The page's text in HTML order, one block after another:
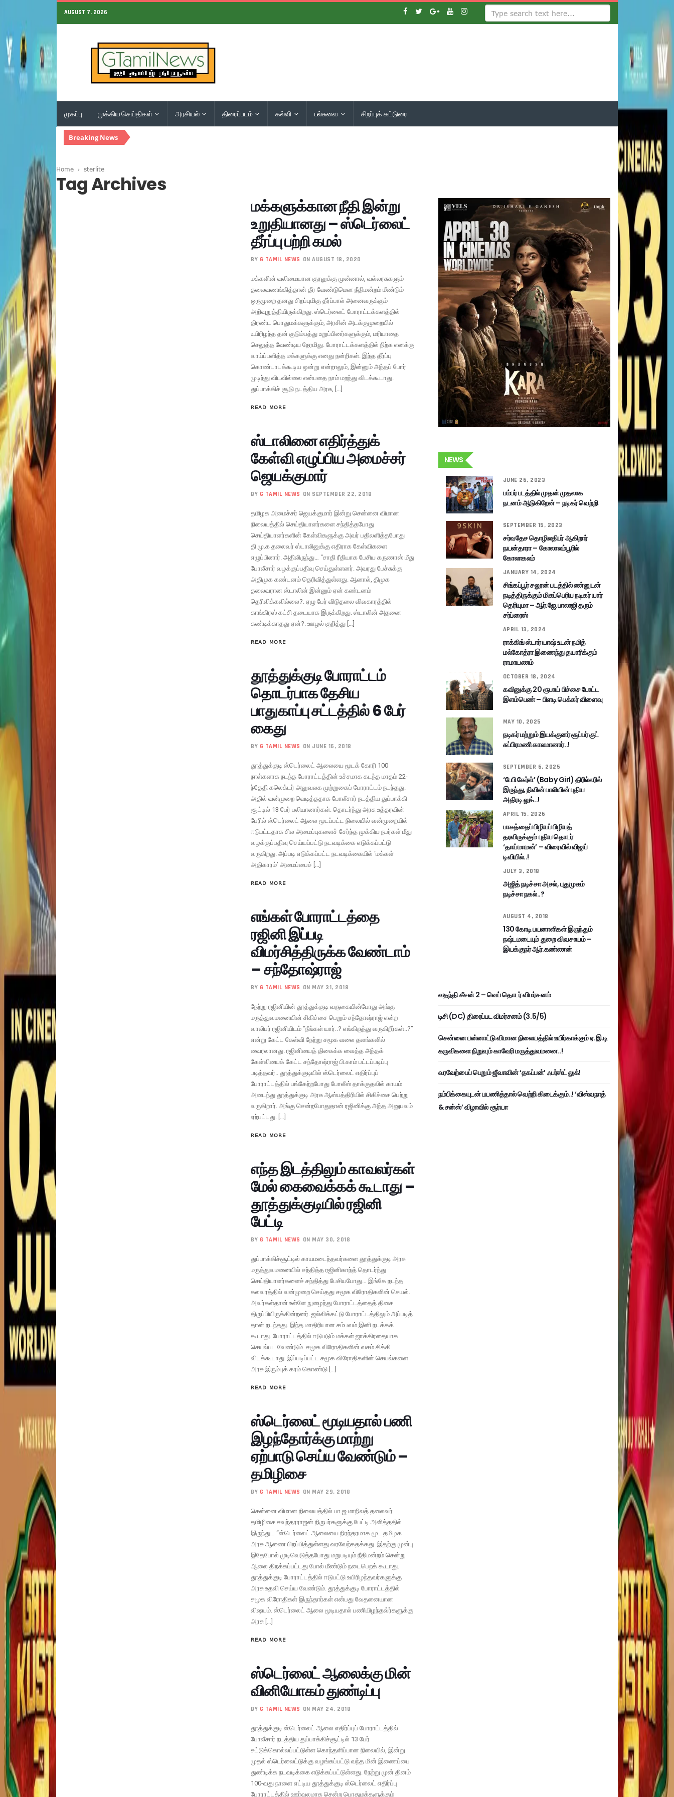
AUGUST 7, 2026
முகப்பு முக்கிய செய்திகள் அரசியல் திரைப்படம் கல்வி பல்சுவை சிறப்புக் கட்டுரை
Breaking News
Home sterlite
Tag Archives
மக்களுக்கான நீதி இன்று
உறுதியானது – ஸ்டெர்லைட்
தீர்ப்பு பற்றி கமல்
BY G TAMIL NEWS ON AUGUST 18, 2020
மக்களின் வலிமையான குரலுக்கு முன்னால், வல்லரசுகளும்
தலைவணங்கித்தான் தீர வேண்டுமென நீதிமன்றம் மீண்டும்
ஒருமுறை தனது சிறப்புமிகு தீர்ப்பால் அனைவருக்கும்
அறிவுறுத்தியிருக்கிறது. ஸ்டெர்லைட் போராட்டக்களத்தில்
திரண்ட பொதுமக்களுக்கும், அரசின் அடக்குமுறையில்
உயிரிழந்த தன் குடும்பத்து உறுப்பினர்களுக்கும், மரியாதை
செலுத்த வேண்டிய நேரமிது. போராட்டக்களத்தில் நிற்க எனக்கு
வாய்ப்பளித்த மக்களுக்கு எனது நன்றிகள். இந்த தீர்ப்பு
கொண்டாடக்கூடிய ஒன்று என்றாலும், இன்னும் அந்தப் போர்
முடிந்து விடவில்லை என்பதை நாம் மறந்து விடக்கூடாது.
துப்பாக்கிச் சூடு நடத்திய அரசு, […]
READ MORE
ஸ்டாலினை எதிர்த்துக்
கேள்வி எழுப்பிய அமைச்சர்
ஜெயக்குமார்
BY G TAMIL NEWS ON SEPTEMBER 22, 2018
தமிழக அமைச்சர் ஜெயக்குமார் இன்று சென்னை விமான
நிலையத்தில் செய்தியாளர்களை சந்தித்தபோது
செய்தியாளர்களின் கேள்விகளுக்கு அவர் பதிலளித்தபோது
தி.மு.க தலைவர் ஸ்டாலினுக்கு எதிராக கேள்விகளை
எழுப்பினார். அதிலிருந்து… “சாதி ரீதியாக பேசிய கருணாஸ் மீது
போலீசார் வழக்குப்பதிவு செய்துள்ளனர். அவரது பேச்சுக்கு
அதிமுக கண்டனம் தெரிவித்துள்ளது. ஆனால், திமுக
தலைவரான ஸ்டாலின் இன்னும் ஏன் கண்டனம்
தெரிவிக்கவில்லை?. ஏழு பேர் விடுதலை விவகாரத்தில்
காங்கிரஸ் கட்சி தடையாக இருக்கிறது. ஸ்டாலின் அதனை
கண்டிக்காதது ஏன்?. ஊழல் குறித்து […]
READ MORE
தூத்துக்குடி போராட்டம்
தொடர்பாக தேசிய
பாதுகாப்பு சட்டத்தில் 6 பேர்
கைது
BY G TAMIL NEWS ON JUNE 16, 2018
தூத்துக்குடி ஸ்டெர்லைட் ஆலையை மூடக் கோரி 100
நாள்களாக நடந்த போராட்டத்தின் உச்சமாக கடந்த மாதம் 22-
ந்தேதி கலெக்டர் அலுவலக முற்றுகைப் போராட்டம் நடந்தது.
அதில் வன்முறை வெடித்ததாக போலீசார் நடத்திய துப்பாக்கி
சூட்டில் 13 பேர் பலியானார்கள். தொடர்ந்து அரசு உத்தரவின்
பேரில் ஸ்டெர்லைட் ஆலை மூடப்பட்ட நிலையில் வன்முறையில்
ஈடுபட்டதாக சில அமைப்புகளைச் சேர்ந்த முக்கிய நபர்கள் மீது
வழக்குப்பதிவு செய்யப்பட்டு நடவடிக்கை எடுக்கப்பட்டு
வருகிறது. அப்படி எடுக்கப்பட்ட நடவடிக்கையில் ‘மக்கள்
அதிகாரம்’ அமைப்பைச் […]
READ MORE
எங்கள் போராட்டத்தை
ரஜினி இப்படி
விமர்சித்திருக்க வேண்டாம்
– சந்தோஷ்ராஜ்
BY G TAMIL NEWS ON MAY 31, 2018
நேற்று ரஜினியின் தூத்துக்குடி வருகையின்போது அங்கு
மருத்துவமனையின் சிகிச்சை பெறும் சந்தோஷ்ராஜ் என்ற
வாலிபர் ரஜினியிடம் “நீங்கள் யார்..? எங்கிருந்து வருகிறீர்கள்..?”
என்று கேட்ட கேள்வி நேற்று சமூக வலை தளங்களில்
வைரலானது. ரஜினியைத் திகைக்க வைத்த அந்தக்
கேள்வியைக் கேட்ட சந்தோஷ்ராஜ் பி.காம் பட்டப்படிப்பு
படித்தவர்.. தூத்துக்குடியில் ஸ்டெர்லைட் எதிர்ப்புப்
போராட்டத்தில் பங்கேற்றபோது போலீஸ் தாக்குதலில் காயம்
அடைந்து தூத்துக்குடி அரசு ஆஸ்பத்திரியில் சிகிச்சை பெற்று
வருகிறார். அங்கு சென்றபோதுதான் ரஜினிக்கு அந்த அனுபவம்
ஏற்பட்டது. […]
READ MORE
எந்த இடத்திலும் காவலர்கள்
மேல் கைவைக்கக் கூடாது –
தூத்துக்குடியில் ரஜினி
பேட்டி
BY G TAMIL NEWS ON MAY 30, 2018
துப்பாக்கிச்சூட்டில் காயமடைந்தவர்களை தூத்துக்குடி அரசு
மருத்துவமனையில் சந்தித்த ரஜினிகாந்த் தொடர்ந்து
செய்தியாளர்களைச் சந்தித்து பேசியபோது… இங்கே நடந்த
கலவரத்தில் வன்முறை செய்தது சமூக விரோதிகளின் செயல்.
அவர்கள்தான் உள்ளே நுழைந்து போராட்டத்தைத் திசை
திருப்பியிருக்கின்றனர். ஜல்லிக்கட்டு போராட்டத்திலும் அப்படித்
தான் நடந்தது. இந்த மாதிரியான சம்பவம் இனி நடக்கக்
கூடாது. போராட்டத்தில் ஈடுபடும் மக்கள் ஜாக்கிரதையாக
செயல்பட வேண்டும். சமூக விரோதிகளின் வசம் சிக்கி
விடக்கூடாது. இப்படிப்பட்ட சமூக விரோதிகளின் செயல்களை
அரசு இரும்புக் கரம் கொண்டு […]
READ MORE
ஸ்டெர்லைட் மூடியதால் பணி
இழந்தோர்க்கு மாற்று
ஏற்பாடு செய்ய வேண்டும் –
தமிழிசை
BY G TAMIL NEWS ON MAY 29, 2018
சென்னை விமான நிலையத்தில் பா.ஜ மாநிலத் தலைவர்
தமிழிசை சவுந்தரராஜன் நிருபர்களுக்கு பேட்டி அளித்ததில்
இருந்து… “ஸ்டெர்லைட் ஆலையை நிரந்தரமாக மூட தமிழக
அரசு ஆணை பிறப்பித்துள்ளது வரவேற்கதக்கது. இதற்கு முன்பு
இதேபோல் முடிவெடுத்தபோது மறுபடியும் நீதிமன்றம் சென்று
ஆலை திறக்கப்பட்டது போல் மீண்டும் நடைபெறக் கூடாது.
தூத்துக்குடி போராட்டத்தில் ஈடுபட்டு உயிரிழந்தவர்களுக்கு
அரசு உதவி செய்ய வேண்டும். தூத்துக்குடி போராட்டத்தில்
சமூக விரோதிகள் இருந்தார்கள் என்பது வேதனையான
விஷயம். ஸ்டெர்லைட் ஆலை மூடியதால் பணியிழந்தவ்ர்களுக்கு
அரசு […]
READ MORE
ஸ்டெர்லைட் ஆலைக்கு மின்
வினியோகம் துண்டிப்பு
BY G TAMIL NEWS ON MAY 24, 2018
தூத்துக்குடி ஸ்டெர்லைட் ஆலை எதிர்ப்புப் போராட்டத்தில்
போலீசார் நடத்திய துப்பாக்கிச்சூட்டில் 13 பேர்
சுட்டுக்கொல்லப்பட்டுள்ள கொந்தளிப்பான நிலையில், இன்று
முதல் ஸ்டெர்லைட்டுக்கு வழங்கப்பட்டு வந்த மின் இணைப்பை
துண்டிக்க நடவடிக்கை எடுக்கப்பட்டுள்ளது. நேற்று முன் தினம்
100-வது நாளை எட்டிய தூத்துக்குடி ஸ்டெர்லைட் எதிர்ப்பு
போராட்டத்தில் ஊர்வலமாக சென்ற பொதுமக்களுக்கும்
NEWS
JUNE 26, 2023
பம்பர் படத்தில் முதன் முதலாக
நடனம் ஆடுகிறேன் – நடிகர் வெற்றி
SEPTEMBER 15, 2023
சர்வதேச தொழிலதிபர் ஆகிறார்
நயன்தாரா – கோலாலம்பூரில்
கோலாகலம்
JANUARY 14, 2024
சிங்கப்பூர் சலூன் படத்தில் என்னுடன்
நடித்திருக்கும் மிகப்பெரிய நடிகர் யார்
தெரியுமா – ஆர்.ஜே.பாலாஜி தரும்
சர்ப்ரைஸ்
APRIL 13, 2024
ராக்கிங் ஸ்டார் யாஷ் உடன் நமித்
மல்கோத்ரா இணைந்து தயாரிக்கும்
ராமாயணம்
OCTOBER 18, 2024
கவினுக்கு 20 ரூபாய் பிச்சை போட்ட
இளம்பெண் – பிளடி பெக்கர் விளைவு
MAY 10, 2025
நடிகர் மற்றும் இயக்குனர் சூப்பர் குட்
சுப்பிரமணி காலமானார்..!
SEPTEMBER 6, 2025
‘பேபி கேர்ள்’ (Baby Girl) திரில்லரில்
இருந்து, நிவின் பாலியின் புதிய
அதிரடி லுக்..!
APRIL 15, 2026
பாசத்தைப் பிழியப் பிழியத்
தரவிருக்கும் புதிய தொடர்
‘தாய்மாமன்’ – விரைவில் விஜய்
டிவியில்..!
JULY 3, 2018
அஜித் நடிச்சா அசல், புதுமுகம்
நடிச்சா நகல்..?
AUGUST 4, 2018
130 கோடி பயனாளிகள் இருந்தும்
நஷ்டமடையும் துறை விவசாயம் –
இயக்குநர் ஆர்.கண்ணன்
வதந்தி சீசன் 2 – வெப் தொடர் விமர்சனம்
டிசி (DC) திரைப்பட விமர்சனம் (3.5/5)
சென்னை பன்னாட்டு விமான நிலையத்தில் உயிர்காக்கும் ஏ.இ.டி
கருவிகளை நிறுவும் காவேரி மருத்துவமனை..!
வரவேற்பைப் பெறும் ஜீவாவின் ‘தகப்பன்’ ஃபர்ஸ்ட் லுக்!
நம்பிக்கையுடன் பயணித்தால் வெற்றி கிடைக்கும்..! ‘விஸ்வநாத்
& சன்ஸ்’ விழாவில் சூர்யா